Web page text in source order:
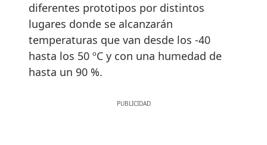
diferentes prototipos por distintos
lugares donde se alcanzarán
temperaturas que van desde los -40
hasta los 50 ºC y con una humedad de
hasta un 90 %.